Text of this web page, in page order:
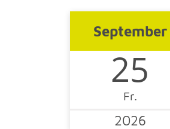
September
25
Fr.
2026